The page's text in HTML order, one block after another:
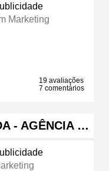
Marketing
19 avaliações
7 comentários
- AGÊNCIA …